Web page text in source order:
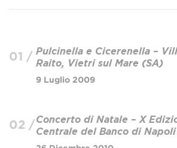
01 / Pulcinella e Cicerenella –
Raito, Vietri sul Mare (SA)
9 Luglio 2009
02 /Concerto di Natale – X
Centrale del Banco di Napoli